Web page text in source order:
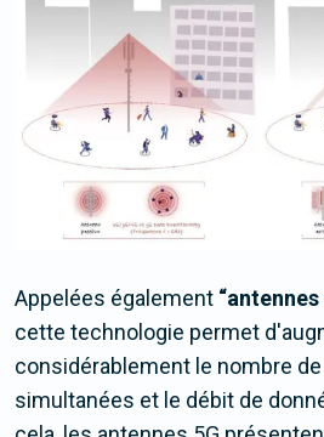
Appelées également
cette technologie permet
considérablement le nombre
simultanées et le débit de